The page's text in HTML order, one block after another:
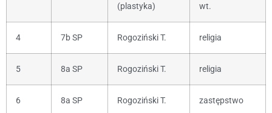
(plastyka)
wt.
4 7b SP Rogoziński T. religia
5 8a SP Rogoziński T. religia
6 8a SP Rogoziński T. zastępstwo